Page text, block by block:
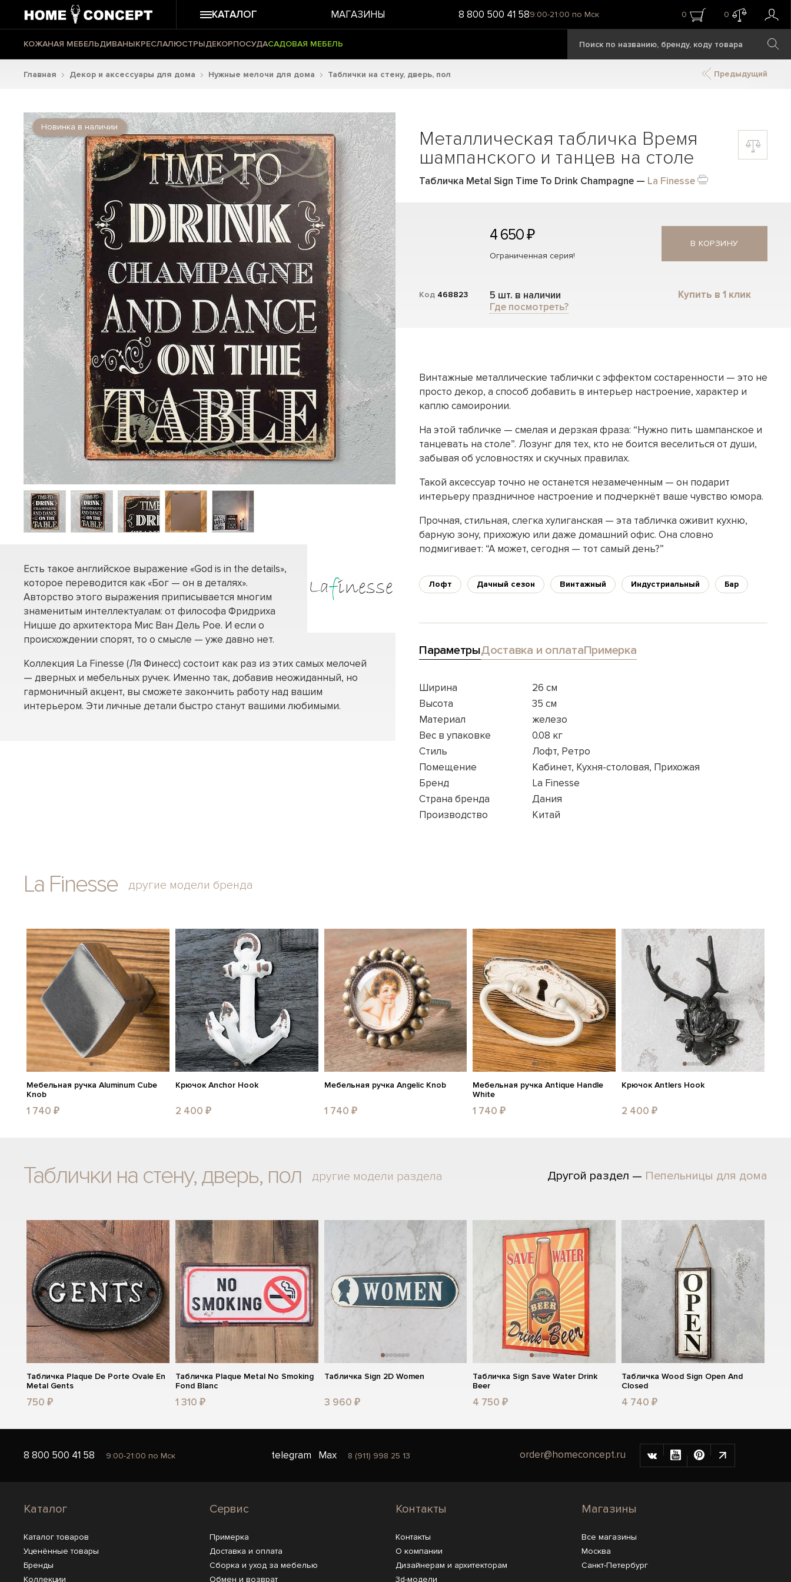
КАТАЛОГ МАГАЗИНЫ 8 800 500 41 589:00-21:00 по Мск 0 0
КОЖАНАЯ МЕБЕЛЬДИВАНЫКРЕСЛАЛЮСТРЫДЕКОРПОСУДАСАДОВАЯ МЕБЕЛЬ
Главная Декор и аксессуары для дома Нужные мелочи для дома Таблички на стену, дверь, пол Предыдущий
Новинка в наличии
Есть такое английское выражение «God is in the details»,
которое переводится как «Бог — он в деталях».
Авторство этого выражения приписывается многим
знаменитым интеллектуалам: от философа Фридриха
Ницше до архитектора Мис Ван Дель Рое. И если о
происхождении спорят, то о смысле — уже давно нет.
Коллекция La Finesse (Ля Финесс) состоит как раз из этих самых мелочей
— дверных и мебельных ручек. Именно так, добавив неожиданный, но
гармоничный акцент, вы сможете закончить работу над вашим
интерьером. Эти личные детали быстро станут вашими любимыми.
Металлическая табличка Время
шампанского и танцев на столе
Табличка Metal Sign Time To Drink Champagne — La Finesse
Код 468823
4 650 ₽
Ограниченная серия!
5 шт. в наличии
Где посмотреть?
В КОРЗИНУ
Купить в 1 клик
Винтажные металлические таблички с эффектом состаренности — это не
просто декор, а способ добавить в интерьер настроение, характер и
каплю самоиронии.
На этой табличке — смелая и дерзкая фраза: “Нужно пить шампанское и
танцевать на столе”. Лозунг для тех, кто не боится веселиться от души,
забывая об условностях и скучных правилах.
Такой аксессуар точно не останется незамеченным — он подарит
интерьеру праздничное настроение и подчеркнёт ваше чувство юмора.
Прочная, стильная, слегка хулиганская — эта табличка оживит кухню,
барную зону, прихожую или даже домашний офис. Она словно
подмигивает: “А может, сегодня — тот самый день?”
Лофт Дачный сезон Винтажный Индустриальный Бар
ПараметрыДоставка и оплатаПримерка
Ширина
26 см
Высота
35 см
Материал
железо
Вес в упаковке
0.08 кг
Стиль
Лофт, Ретро
Помещение
Кабинет, Кухня-столовая, Прихожая
Бренд
La Finesse
Страна бренда
Дания
Производство
Китай
La Finesse другие модели бренда
Мебельная ручка Aluminum Cube
Knob
1 740 ₽
Крючок Anchor Hook
2 400 ₽
Мебельная ручка Angelic Knob
1 740 ₽
Мебельная ручка Antique Handle
White
1 740 ₽
Крючок Antlers Hook
2 400 ₽
Таблички на стену, дверь, пол другие модели раздела Другой раздел — Пепельницы для дома
Табличка Plaque De Porte Ovale En
Metal Gents
750 ₽
Табличка Plaque Metal No Smoking
Fond Blanc
1 310 ₽
Табличка Sign 2D Women
3 960 ₽
Табличка Sign Save Water Drink
Beer
4 750 ₽
Табличка Wood Sign Open And
Closed
4 740 ₽
8 800 500 41 58 9:00-21:00 по Мск telegram Max 8 (911) 998 25 13 order@homeconcept.ru
Каталог
Каталог товаров
Уценённые товары
Бренды
Коллекции
Сервис
Примерка
Доставка и оплата
Сборка и уход за мебелью
Обмен и возврат
Контакты
Контакты
О компании
Дизайнерам и архитекторам
3d-модели
Магазины
Все магазины
Москва
Санкт-Петербург